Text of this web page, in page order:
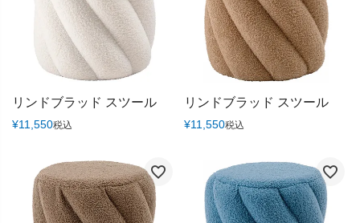
リンドブラッド スツール
¥11,550税込
リンドブラッド スツール
¥11,550税込